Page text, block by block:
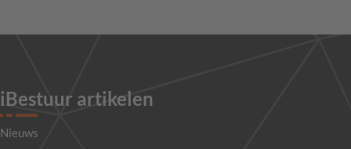
iBestuur artikelen
Nieuws